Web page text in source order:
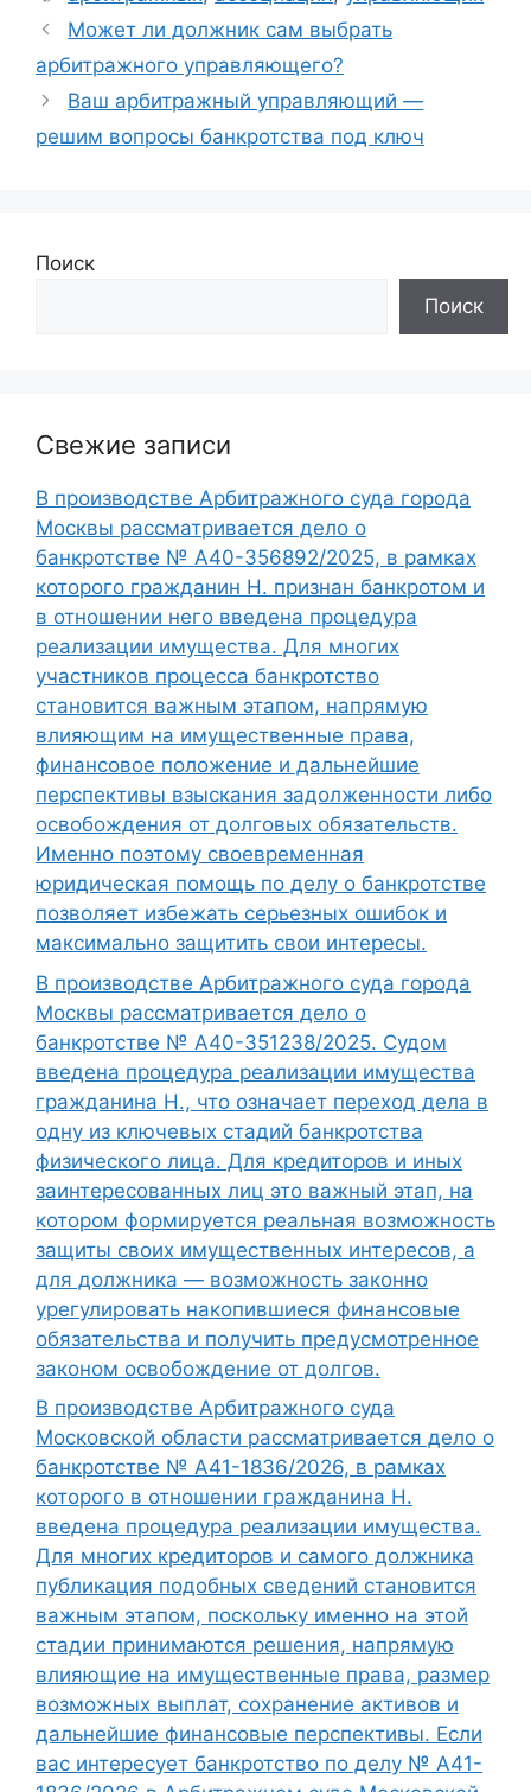
Может ли должник сам выбрать
арбитражного управляющего?
Ваш арбитражный управляющий —
решим вопросы банкротства под ключ
Поиск
Поиск
Свежие записи
В производстве Арбитражного суда города
Москвы рассматривается дело о
банкротстве № А40-356892/2025, в рамках
которого гражданин Н. признан банкротом и
в отношении него введена процедура
реализации имущества. Для многих
участников процесса банкротство
становится важным этапом, напрямую
влияющим на имущественные права,
финансовое положение и дальнейшие
перспективы взыскания задолженности либо
освобождения от долговых обязательств.
Именно поэтому своевременная
юридическая помощь по делу о банкротстве
позволяет избежать серьезных ошибок и
максимально защитить свои интересы.
В производстве Арбитражного суда города
Москвы рассматривается дело о
банкротстве № А40-351238/2025. Судом
введена процедура реализации имущества
гражданина Н., что означает переход дела в
одну из ключевых стадий банкротства
физического лица. Для кредиторов и иных
заинтересованных лиц это важный этап, на
котором формируется реальная возможность
защиты своих имущественных интересов, а
для должника — возможность законно
урегулировать накопившиеся финансовые
обязательства и получить предусмотренное
законом освобождение от долгов.
В производстве Арбитражного суда
Московской области рассматривается дело о
банкротстве № А41-1836/2026, в рамках
которого в отношении гражданина Н.
введена процедура реализации имущества.
Для многих кредиторов и самого должника
публикация подобных сведений становится
важным этапом, поскольку именно на этой
стадии принимаются решения, напрямую
влияющие на имущественные права, размер
возможных выплат, сохранение активов и
дальнейшие финансовые перспективы. Если
вас интересует банкротство по делу № А41-